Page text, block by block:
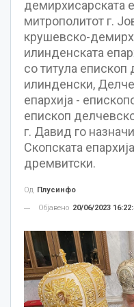
демирхисарската
митрополитот г.
крушевско-
илинденската
со титула
илинденски,
епархија -
епископ
г. Давид го
Скопската
дремвитски.
Од Плусинфо
Објавено 20/06/2023